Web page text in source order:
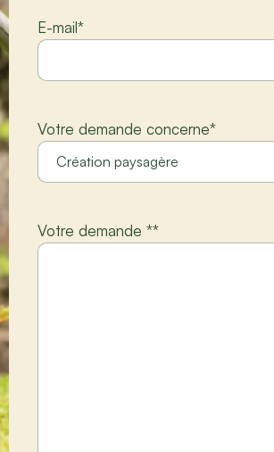
E-mail*
Votre demande concerne*
Votre demande **